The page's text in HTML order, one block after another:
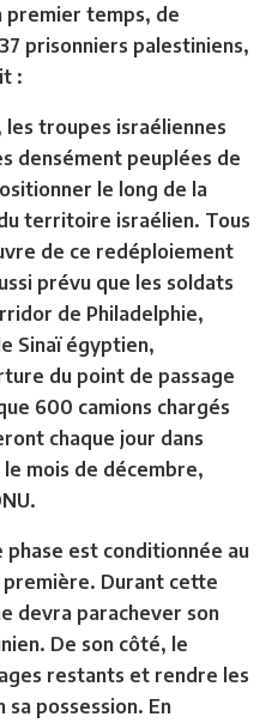
premier temps, de
prisonniers palestiniens,
:
troupes israéliennes
densément peuplées de
le long de la
territoire israélien. Tous
de ce redéploiement
prévu que les soldats
de Philadelphie,
Sinaï égyptien,
du point de passage
600 camions chargés
chaque jour dans
mois de décembre,
phase est conditionnée au
Durant cette
devra parachever son
De son côté, le
restants et rendre les
sa possession. En